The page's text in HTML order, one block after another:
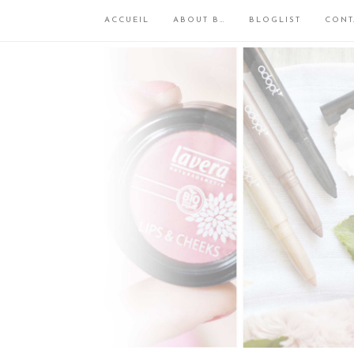
ACCUEIL ABOUT B… BLOGLIST